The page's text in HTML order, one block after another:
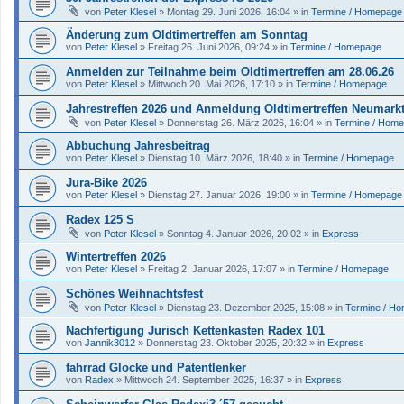
von Peter Klesel » Montag 29. Juni 2026, 16:04 » in Termine / Homepage
Änderung zum Oldtimertreffen am Sonntag
von Peter Klesel » Freitag 26. Juni 2026, 09:24 » in Termine / Homepage
Anmelden zur Teilnahme beim Oldtimertreffen am 28.06.26
von Peter Klesel » Mittwoch 20. Mai 2026, 17:10 » in Termine / Homepage
Jahrestreffen 2026 und Anmeldung Oldtimertreffen Neumarkt
von Peter Klesel » Donnerstag 26. März 2026, 16:04 » in Termine /
Abbuchung Jahresbeitrag
von Peter Klesel » Dienstag 10. März 2026, 18:40 » in Termine / Homepage
Jura-Bike 2026
von Peter Klesel » Dienstag 27. Januar 2026, 19:00 » in Termine / Homepage
Radex 125 S
von Peter Klesel » Sonntag 4. Januar 2026, 20:02 » in Express
Wintertreffen 2026
von Peter Klesel » Freitag 2. Januar 2026, 17:07 » in Termine / Homepage
Schönes Weihnachtsfest
von Peter Klesel » Dienstag 23. Dezember 2025, 15:08 » in Termine /
Nachfertigung Jurisch Kettenkasten Radex 101
von Jannik3012 » Donnerstag 23. Oktober 2025, 20:32 » in Express
fahrrad Glocke und Patentlenker
von Radex » Mittwoch 24. September 2025, 16:37 » in Express